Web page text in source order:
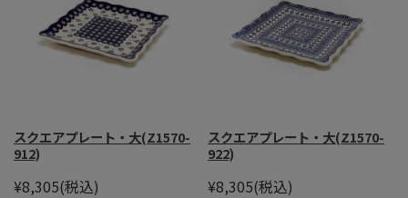
スクエアプレート・大(Z1570-
912)
¥8,305(税込)
スクエアプレート・大(Z1570-
922)
¥8,305(税込)